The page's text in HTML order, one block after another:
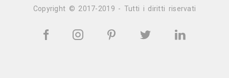
Copyright © 2017-2019 - Tutti i diritti riservati